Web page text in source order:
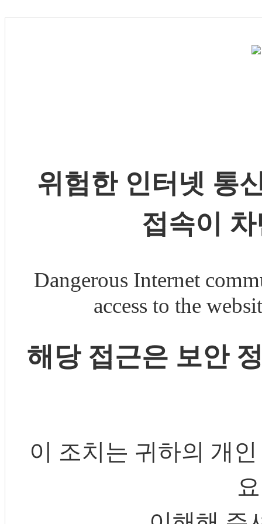
위험한 인터넷 통
접속이
Dangerous Internet
access to the
해당 접근은 보안
이 조치는 귀하의 개